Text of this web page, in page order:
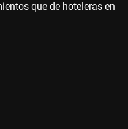
que de hoteleras en